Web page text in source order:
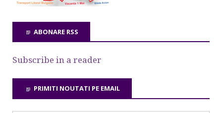
ABONARE RSS
Subscribe in a reader
PRIMITI NOUTATI PE EMAIL